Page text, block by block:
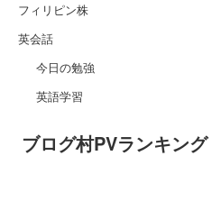
フィリピン株
英会話
今日の勉強
英語学習
ブログ村PVランキング